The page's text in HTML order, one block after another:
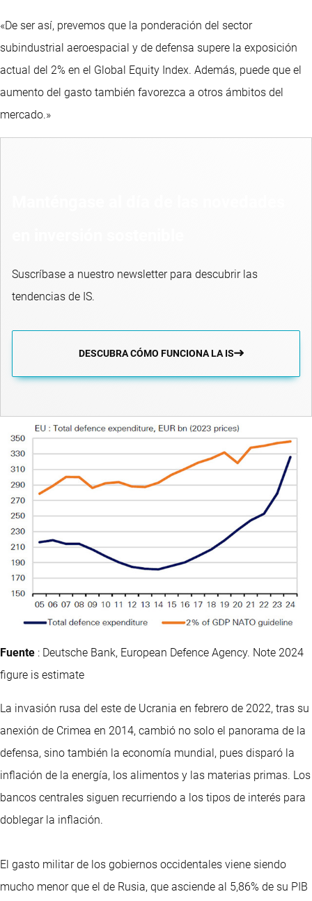
«De ser así, prevemos que la ponderación del sector
subindustrial aeroespacial y de defensa supere la exposición
actual del 2% en el Global Equity Index. Además, puede que el
aumento del gasto también favorezca a otros ámbitos del
mercado.»
Suscríbase a nuestro newsletter para descubrir las
tendencias de IS.
DESCUBRA CÓMO FUNCIONA LA IS
Fuente : Deutsche Bank, European Defence Agency. Note 2024
figure is estimate
La invasión rusa del este de Ucrania en febrero de 2022, tras su
anexión de Crimea en 2014, cambió no solo el panorama de la
defensa, sino también la economía mundial, pues disparó la
inflación de la energía, los alimentos y las materias primas. Los
bancos centrales siguen recurriendo a los tipos de interés para
doblegar la inflación.
El gasto militar de los gobiernos occidentales viene siendo
mucho menor que el de Rusia, que asciende al 5,86% de su PIB